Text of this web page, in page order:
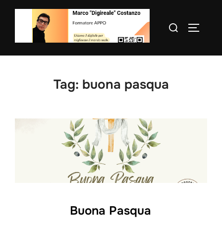
Salta
Cerca
Tag: buona pasqua
Buona Pasqua